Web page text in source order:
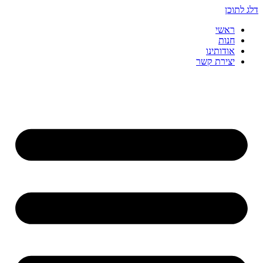
דלג לתוכן
ראשי
חנות
אודותינו
יצירת קשר